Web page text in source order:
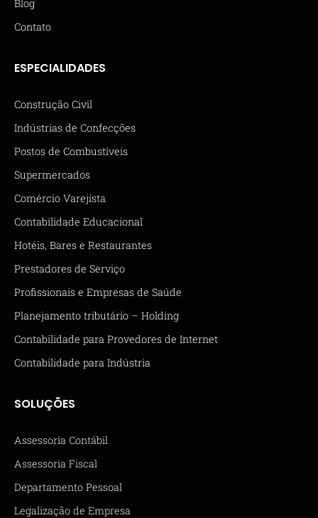
Blog
Contato
ESPECIALIDADES
Construção Civil
Indústrias de Confecções
Postos de Combustíveis
Supermercados
Comércio Varejista
Contabilidade Educacional
Hotéis, Bares e Restaurantes
Prestadores de Serviço
Profissionais e Empresas de Saúde
Planejamento tributário – Holding
Contabilidade para Provedores de Internet
Contabilidade para Indústria
SOLUÇÕES
Assessoria Contábil
Assessoria Fiscal
Departamento Pessoal
Legalização de Empresa